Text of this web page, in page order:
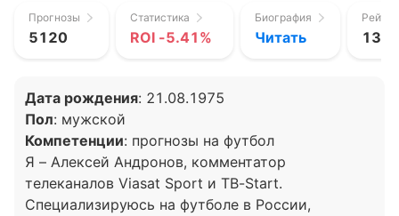
Прогнозы
5120
Статистика
ROI -5.41%
Биография
Читать
Дата рождения: 21.08.1975
Пол: мужской
Компетенции: прогнозы на футбол
Я – Алексей Андронов, комментатор
телеканалов Viasat Sport и ТВ-Start.
Специализируюсь на футболе в России,